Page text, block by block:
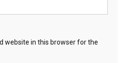
website in this browser for the